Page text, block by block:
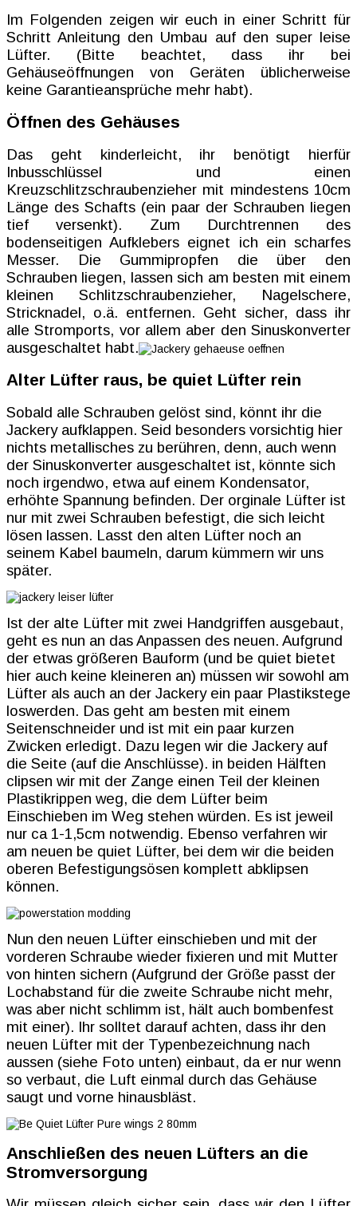
Im Folgenden zeigen wir euch in einer Schritt für
Schritt Anleitung den Umbau auf den super leise
Lüfter. (Bitte beachtet, dass ihr bei
Gehäuseöffnungen von Geräten üblicherweise
keine Garantieansprüche mehr habt).
Öffnen des Gehäuses
Das geht kinderleicht, ihr benötigt hierfür
Inbusschlüssel und einen
Kreuzschlitzschraubenzieher mit mindestens 10cm
Länge des Schafts (ein paar der Schrauben liegen
tief versenkt). Zum Durchtrennen des
bodenseitigen Aufklebers eignet ich ein scharfes
Messer. Die Gummipropfen die über den
Schrauben liegen, lassen sich am besten mit einem
kleinen Schlitzschraubenzieher, Nagelschere,
Stricknadel, o.ä. entfernen. Geht sicher, dass ihr
alle Stromports, vor allem aber den Sinuskonverter
ausgeschaltet habt.
Alter Lüfter raus, be quiet Lüfter rein
Sobald alle Schrauben gelöst sind, könnt ihr die
Jackery aufklappen. Seid besonders vorsichtig hier
nichts metallisches zu berühren, denn, auch wenn
der Sinuskonverter ausgeschaltet ist, könnte sich
noch irgendwo, etwa auf einem Kondensator,
erhöhte Spannung befinden. Der orginale Lüfter ist
nur mit zwei Schrauben befestigt, die sich leicht
lösen lassen. Lasst den alten Lüfter noch an
seinem Kabel baumeln, darum kümmern wir uns
später.
Ist der alte Lüfter mit zwei Handgriffen ausgebaut,
geht es nun an das Anpassen des neuen. Aufgrund
der etwas größeren Bauform (und be quiet bietet
hier auch keine kleineren an) müssen wir sowohl am
Lüfter als auch an der Jackery ein paar Plastikstege
loswerden. Das geht am besten mit einem
Seitenschneider und ist mit ein paar kurzen
Zwicken erledigt. Dazu legen wir die Jackery auf
die Seite (auf die Anschlüsse). in beiden Hälften
clipsen wir mit der Zange einen Teil der kleinen
Plastikrippen weg, die dem Lüfter beim
Einschieben im Weg stehen würden. Es ist jeweil
nur ca 1-1,5cm notwendig. Ebenso verfahren wir
am neuen be quiet Lüfter, bei dem wir die beiden
oberen Befestigungsösen komplett abklipsen
können.
Nun den neuen Lüfter einschieben und mit der
vorderen Schraube wieder fixieren und mit Mutter
von hinten sichern (Aufgrund der Größe passt der
Lochabstand für die zweite Schraube nicht mehr,
was aber nicht schlimm ist, hält auch bombenfest
mit einer). Ihr solltet darauf achten, dass ihr den
neuen Lüfter mit der Typenbezeichnung nach
aussen (siehe Foto unten) einbaut, da er nur wenn
so verbaut, die Luft einmal durch das Gehäuse
saugt und vorne hinausbläst.
Anschließen des neuen Lüfters an die
Stromversorgung